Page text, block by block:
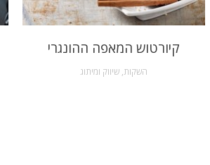
קיורטוש המאפה ההונגרי
השקות,שיווק ומיתוג